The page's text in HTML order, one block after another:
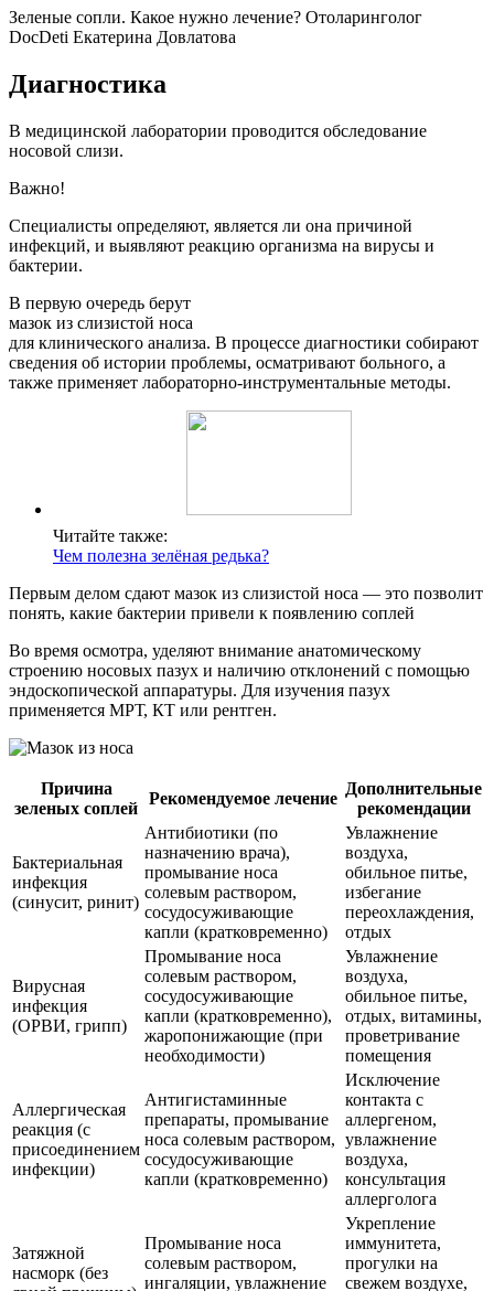
Зеленые сопли. Какое нужно лечение? Отоларинголог
DocDeti Екатерина Довлатова
Диагностика
В медицинской лаборатории проводится обследование
носовой слизи.
Важно!
Специалисты определяют, является ли она причиной
инфекций, и выявляют реакцию организма на вирусы и
бактерии.
В первую очередь берут
мазок из слизистой носа
для клинического анализа. В процессе диагностики собирают
сведения об истории проблемы, осматривают больного, а
также применяет лабораторно-инструментальные методы.
Читайте также:
Чем полезна зелёная редька?
Первым делом сдают мазок из слизистой носа — это позволит
понять, какие бактерии привели к появлению соплей
Во время осмотра, уделяют внимание анатомическому
строению носовых пазух и наличию отклонений с помощью
эндоскопической аппаратуры. Для изучения пазух
применяется МРТ, КТ или рентген.
Причина
зеленых соплей
Рекомендуемое лечение
Дополнительные
рекомендации
Бактериальная
инфекция
(синусит, ринит)
Антибиотики (по
назначению врача),
промывание носа
солевым раствором,
сосудосуживающие
капли (кратковременно)
Увлажнение
воздуха,
обильное питье,
избегание
переохлаждения,
отдых
Вирусная
инфекция
(ОРВИ, грипп)
Промывание носа
солевым раствором,
сосудосуживающие
капли (кратковременно),
жаропонижающие (при
необходимости)
Увлажнение
воздуха,
обильное питье,
отдых, витамины,
проветривание
помещения
Аллергическая
реакция (с
присоединением
инфекции)
Антигистаминные
препараты, промывание
носа солевым раствором,
сосудосуживающие
капли (кратковременно)
Исключение
контакта с
аллергеном,
увлажнение
воздуха,
консультация
аллерголога
Затяжной
насморк (без
Промывание носа
солевым раствором,
ингаляции, увлажнение
Укрепление
иммунитета,
прогулки на
свежем воздухе,